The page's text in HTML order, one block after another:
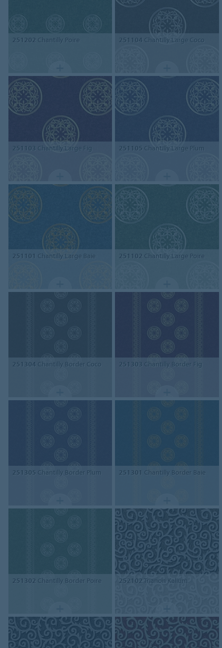
251202 Chantilly Poire 251104 Chantilly Large Coco
251103 Chantilly Large Fig 251105 Chantilly Large Plum
251101 Chantilly Large Baie 251102 Chantilly Large Poire
251304 Chantilly Border Coco 251303 Chantilly Border Fig
251305 Chantilly Border Plum 251301 Chantilly Border Baie
251302 Chantilly Border Poire 252102Trianon Kalium